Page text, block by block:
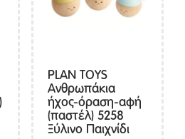
PLAN TOYS
Ανθρωπάκια
ήχος-όραση-αφή
(παστέλ) 5258
Ξύλινο Παιχνίδι